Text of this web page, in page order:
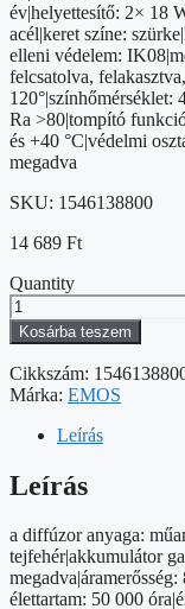
év|helyettesítő: 2× 18
acél|keret színe:
elleni védelem:
felcsatolva,
Ra >80|tompító
és +40 °C|védelmi
megadva
SKU: 1546138800
14 689 Ft
Quantity
EMOS
LED
PORÁLLÓ
LÁMPA
MISTY
CCT
mennyiség
Kosárba teszem
Cikkszám:
Márka: EMOS
Leírás
Leírás
a diffúzor anyaga:
tejfehér|akkumulátor
élettartam: 50 000